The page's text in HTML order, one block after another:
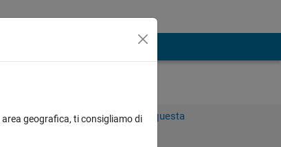
Accedi per rispondere a questa
geografica, ti consigliamo di